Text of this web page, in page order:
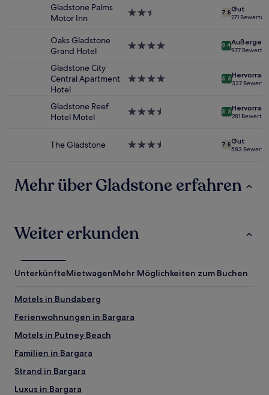
Verfügbarkeiten
Gladstone Palms
Motor Inn
2.5-
7.8Gut
271
Oaks Gladstone
Grand Hotel
4.0-
9.4
977
Gladstone City
Central Apartment
Hotel
4.0-
8.8
337
Gladstone Reef
Hotel Motel
3.5-
8.8
281
The Gladstone
3.5-
7.8Gut
583
Mehr über Gladstone erfahren
Weiter erkunden
UnterkünfteMietwagenMehr Möglichkeiten zum Buchen
Motels in Bundaberg
Ferienwohnungen in Bargara
Motels in Putney Beach
Familien in Bargara
Strand in Bargara
Luxus in Bargara